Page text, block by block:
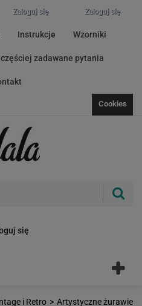
Zaloguj się
Zaloguj się
Instrukcje Wzorniki
zadawane pytania
Cookies
się
i Retro > Artystyczne żurawie